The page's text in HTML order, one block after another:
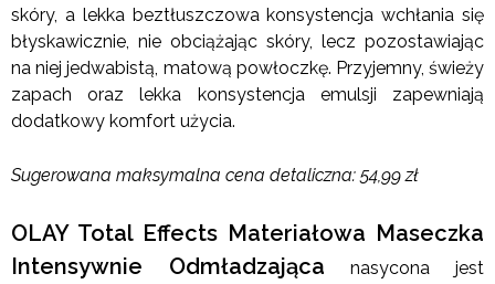
skóry, a lekka beztłuszczowa konsystencja wchłania się
błyskawicznie, nie obciążając skóry, lecz pozostawiając
na niej jedwabistą, matową powłoczkę. Przyjemny, świeży
zapach oraz lekka konsystencja emulsji zapewniają
dodatkowy komfort użycia.
Sugerowana maksymalna cena detaliczna: 54,99 zł
OLAY Total Effects Materiałowa Maseczka
Intensywnie Odmładzająca nasycona jest